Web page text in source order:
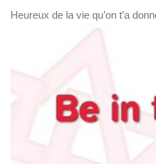
Heureux de la vie qu’on t’a